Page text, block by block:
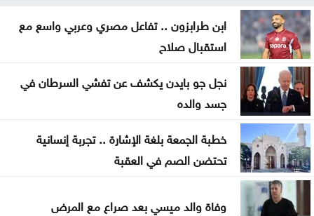
ترمب: نراقب إيران اقتصادياً ونؤجل أي تحرك عسكري
كبير
الحيصة: أراضي مشروع سكة العقبة ستسجل باسم
خزينة الدولة
صورة تختصر حكاية إنجاز .. وحفل سيبقى محفورا في
ذاكرة جامعة آل البيت
حين لا يعود القمع ضروريًا: كيف تُنتَج اللامبالاة
السياسية؟
ابن طرابزون .. تفاعل مصري وعربي واسع مع
استقبال صلاح
نجل جو بايدن يكشف عن تفشي السرطان في
جسد والده
خطبة الجمعة بلغة الإشارة .. تجربة إنسانية
تحتضن الصم في العقبة
وفاة والد ميسي بعد صراع مع المرض